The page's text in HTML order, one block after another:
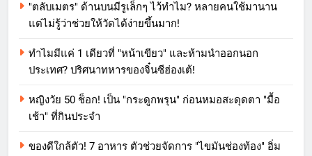
"ตลับเมตร" ด้านบนมีรูเล็กๆ ไว้ทำไม? หลายคนใช้มานาน
แต่ไม่รู้ว่าช่วยให้วัดได้ง่ายขึ้นมาก!
ทำไมมีแค่ 1 เดียวที่ "หน้าเขียว" และห้ามนำออกนอก
ประเทศ? ปริศนาทหารของจิ๋นซีฮ่องเต้!
หญิงวัย 50 ช็อก! เป็น "กระดูกพรุน" ก่อนหมอสะดุดตา "มื้อ
เช้า" ที่กินประจำ
ของดีใกล้ตัว! 7 อาหาร ตัวช่วยจัดการ "ไขมันช่องท้อง" อิ่ม